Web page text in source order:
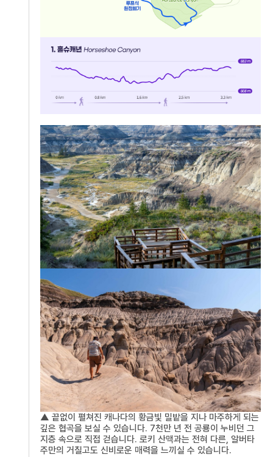
▲ 끝없이 펼쳐진 캐나다의 황금빛 밀밭을 지나 마주하게 되는
깊은 협곡을 보실 수 있습니다. 7천만 년 전 공룡이 누비던 그
지층 속으로 직접 걷습니다. 로키 산맥과는 전혀 다른, 알버타
주만의 거칠고도 신비로운 매력을 느끼실 수 있습니다.